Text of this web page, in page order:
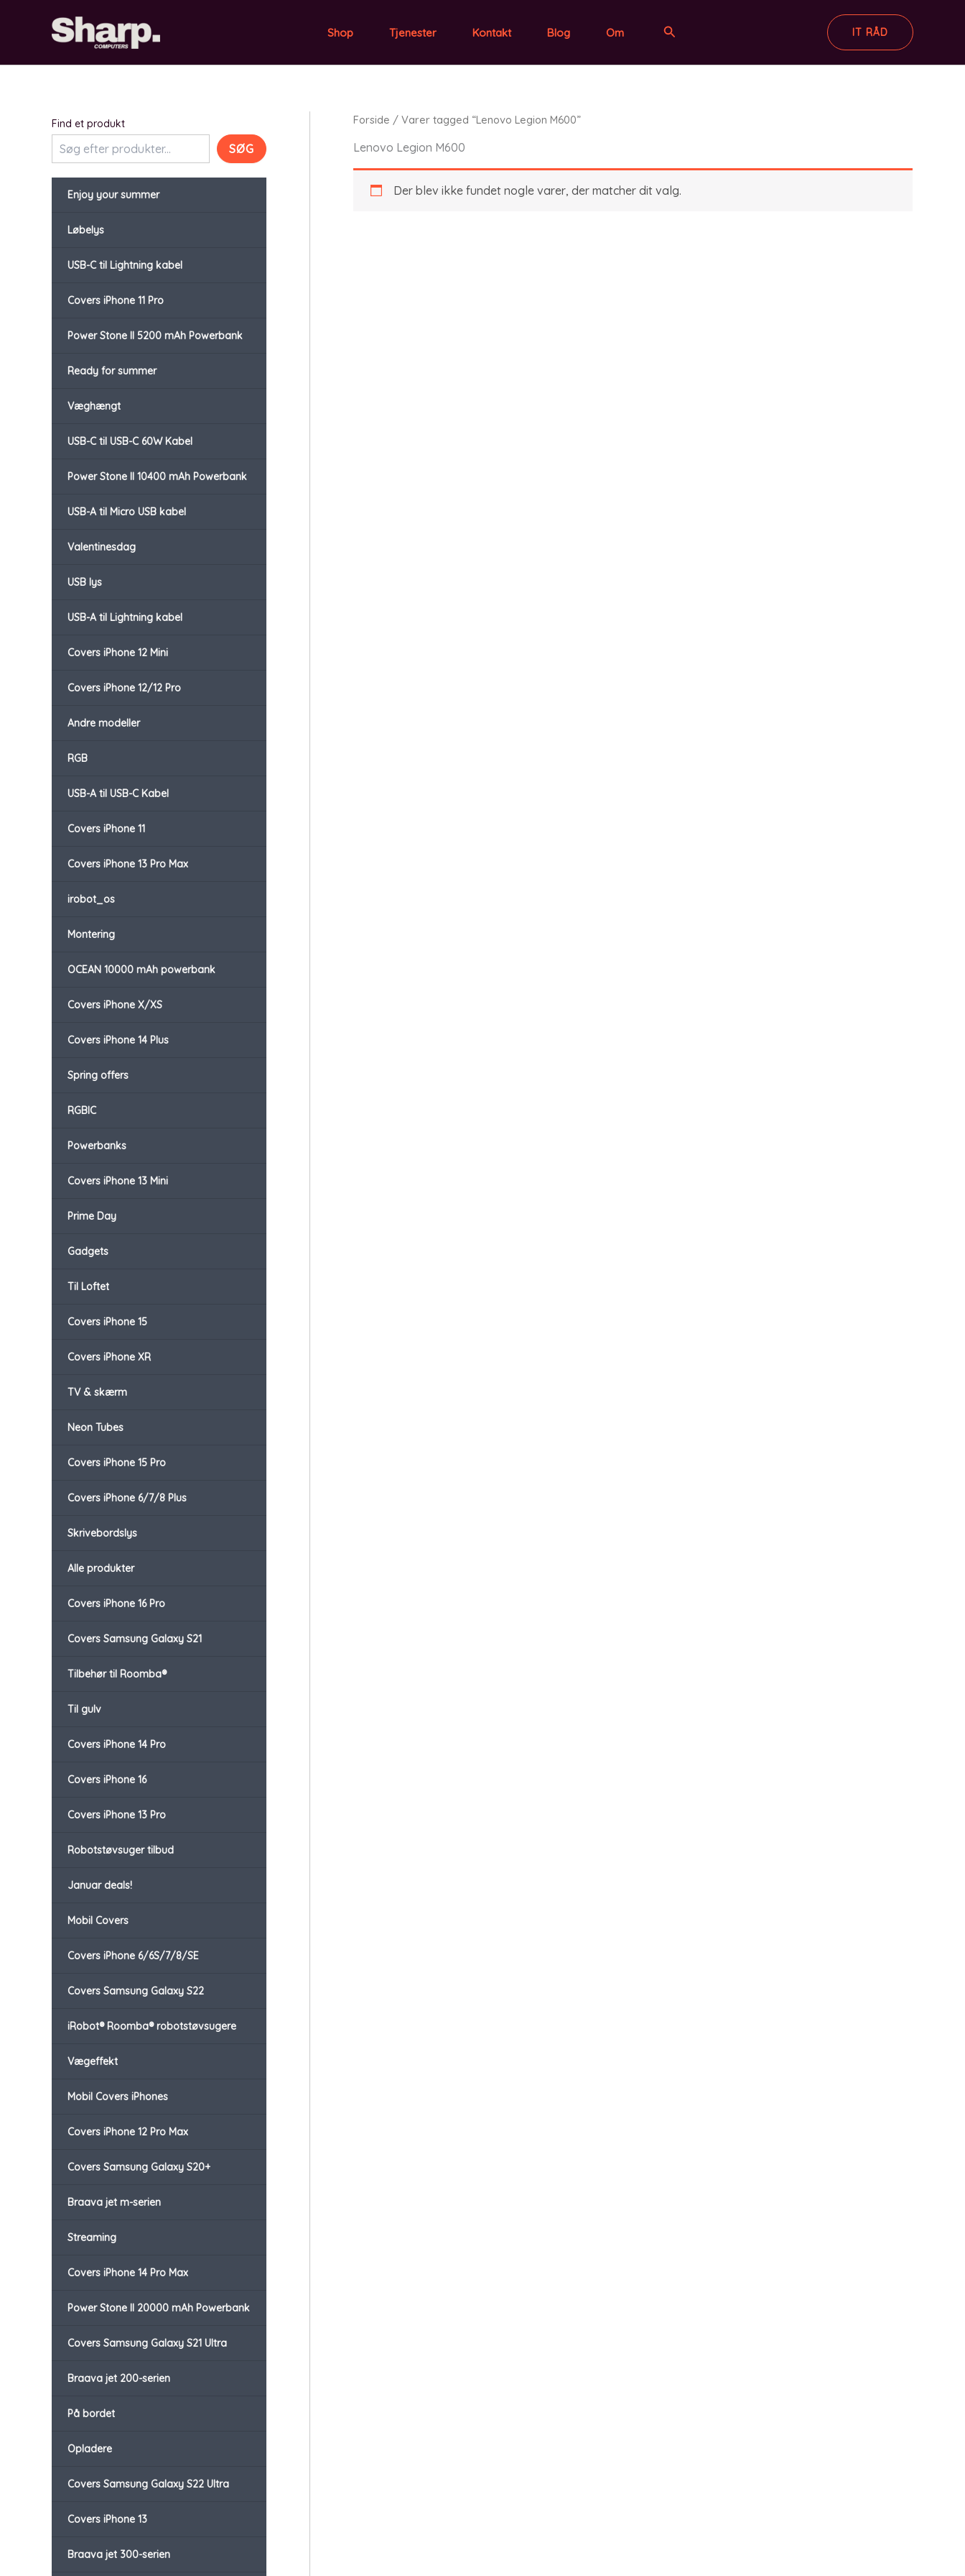
Shop Tjenester Kontakt Blog Om Søg IT RÅD
Find et produkt
SØG
Enjoy your summer
Løbelys
USB-C til Lightning kabel
Covers iPhone 11 Pro
Power Stone II 5200 mAh Powerbank
Ready for summer
Væghængt
USB-C til USB-C 60W Kabel
Power Stone II 10400 mAh Powerbank
USB-A til Micro USB kabel
Valentinesdag
USB lys
USB-A til Lightning kabel
Covers iPhone 12 Mini
Covers iPhone 12/12 Pro
Andre modeller
RGB
USB-A til USB-C Kabel
Covers iPhone 11
Covers iPhone 13 Pro Max
irobot_os
Montering
OCEAN 10000 mAh powerbank
Covers iPhone X/XS
Covers iPhone 14 Plus
Spring offers
RGBIC
Powerbanks
Covers iPhone 13 Mini
Prime Day
Gadgets
Til Loftet
Covers iPhone 15
Covers iPhone XR
TV & skærm
Neon Tubes
Covers iPhone 15 Pro
Covers iPhone 6/7/8 Plus
Skrivebordslys
Alle produkter
Covers iPhone 16 Pro
Covers Samsung Galaxy S21
Tilbehør til Roomba®
Til gulv
Covers iPhone 14 Pro
Covers iPhone 16
Covers iPhone 13 Pro
Robotstøvsuger tilbud
Januar deals!
Mobil Covers
Covers iPhone 6/6S/7/8/SE
Covers Samsung Galaxy S22
iRobot® Roomba® robotstøvsugere
Vægeffekt
Mobil Covers iPhones
Covers iPhone 12 Pro Max
Covers Samsung Galaxy S20+
Braava jet m-serien
Streaming
Covers iPhone 14 Pro Max
Power Stone II 20000 mAh Powerbank
Covers Samsung Galaxy S21 Ultra
Braava jet 200-serien
På bordet
Opladere
Covers Samsung Galaxy S22 Ultra
Covers iPhone 13
Braava jet 300-serien
Forside / Varer tagged “Lenovo Legion M600”
Lenovo Legion M600
Der blev ikke fundet nogle varer, der matcher dit valg.